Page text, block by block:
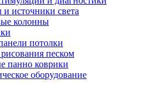
источники света
колонны
потолки
песком
панно коврики
оборудование